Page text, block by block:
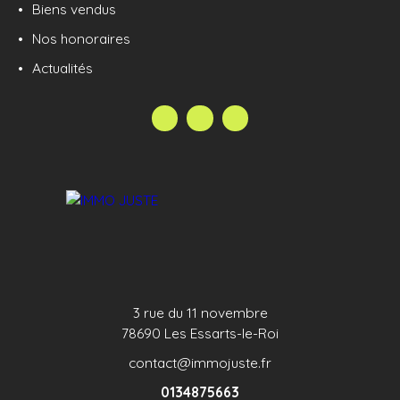
sous la responsabilité éditoriale de Pierre BURTEL,
agent commercial immatriculé au RSAC de
Biens vendus
Nos honoraires
Actualités
3 rue du 11 novembre
78690 Les Essarts-le-Roi
contact@immojuste.fr
0134875663